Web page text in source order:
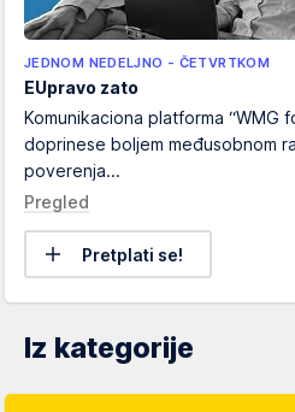
JEDNOM NEDELJNO - ČETVRTKOM
EUpravo zato
Komunikaciona platforma “WMG
doprinese boljem međusobnom
poverenja...
Pregled
Pretplati se!
Iz kategorije